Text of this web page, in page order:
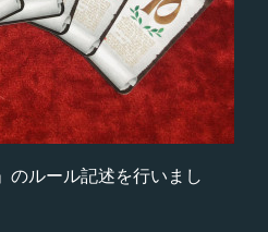
のルール記述を行いまし